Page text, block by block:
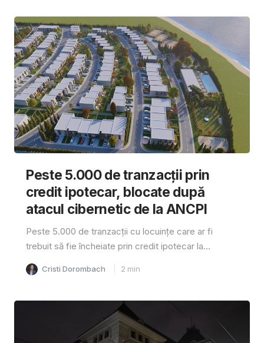
Peste 5.000 de tranzacții prin
credit ipotecar, blocate după
atacul cibernetic de la ANCPI
Peste 5.000 de tranzacții cu locuințe care ar fi
trebuit să fie încheiate prin credit ipotecar la...
Cristi Dorombach 2 min